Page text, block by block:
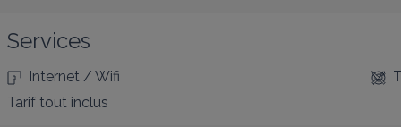
Services
Internet / Wifi
Tarif tout inclus